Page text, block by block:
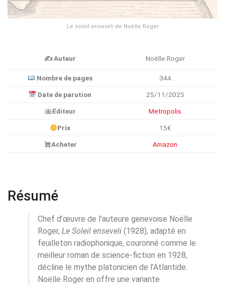
Le soleil enseveli de Noëlle Roger
✍️Auteur Noëlle Roger
Nombre de pages 344
Date de parution 25/11/2025
Éditeur Metropolis
Prix 15€
Acheter Amazon
Résumé
Chef d’œuvre de l’auteure genevoise Noëlle
Roger, Le Soleil enseveli (1928), adapté en
feuilleton radiophonique, couronné comme le
meilleur roman de science-fiction en 1928,
décline le mythe platonicien de l’Atlantide.
Noëlle Roger en offre une variante